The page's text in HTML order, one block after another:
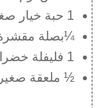
1 حبة خيار صغيرة مقشرة ومفرومة
¼بصلة
1 فليفلة خضراء خالية من البذور ومفرومة
½ ملعقة